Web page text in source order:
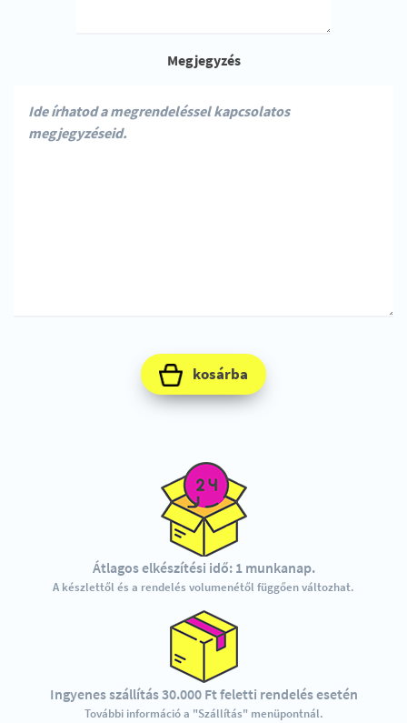
Megjegyzés
kosárba
Átlagos elkészítési idő: 1 munkanap.
A készlettől és a rendelés volumenétől függően változhat.
Ingyenes szállítás 30.000 Ft feletti rendelés esetén
További információ a "Szállítás" menüpontnál.